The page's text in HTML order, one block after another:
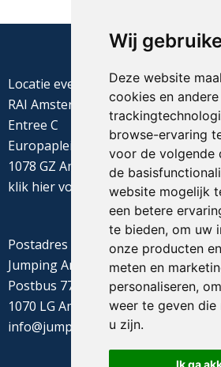
Wij
Deze website
cookies en andere
browse-ervaring
voor de volgende
de
website mogelijk
een betere
te bieden, om uw
onze producten
meten en
personaliseren,
weer te geven
u zijn.
Ik ga
Locatie evenement
RAI Amsterdam
Entree C
Europaplein 22
1078 GZ Amsterdam
klik hiervoor de routebeschrijving
Postadres
Jumping Amsterdam
Postbus 77655
1070 LG Amsterdam
info@jumpingamsterdam.nl